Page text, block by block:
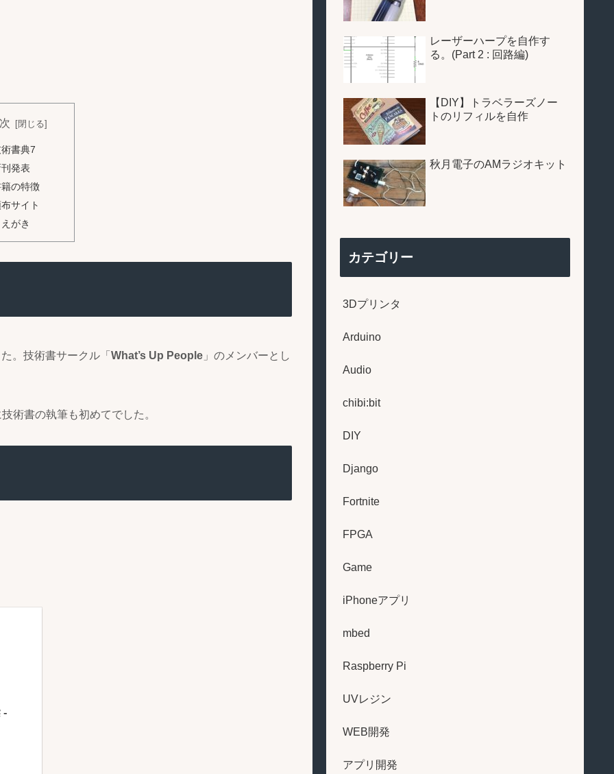
書典7
発表
の特徴
サイト
がき
。技術書サークル「 What’s Up People 」のメンバーとし
術書の執筆も初めてでした。
レーザーハープを自作す
る。(Part 2 : 回路編)
【DIY】トラベラーズノー
トのリフィルを自作
秋月電子のAMラジオキット
カテゴリー
3Dプリンタ
Arduino
Audio
chibi:bit
DIY
Django
Fortnite
FPGA
Game
iPhoneアプリ
mbed
Raspberry Pi
UVレジン
WEB開発
アプリ開発